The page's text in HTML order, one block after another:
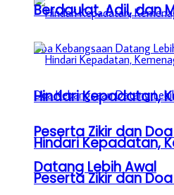
Hindari Kepadatan,
Peserta Zikir dan
Datang Lebih Awal
Berdaulat, Adil, dan
Hindari Kepadatan,
Peserta Zikir dan